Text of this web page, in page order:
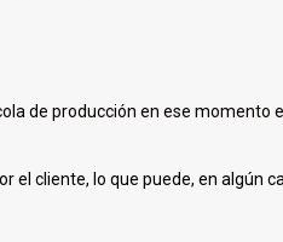
de producción en ese momento
el cliente, lo que puede, en algún